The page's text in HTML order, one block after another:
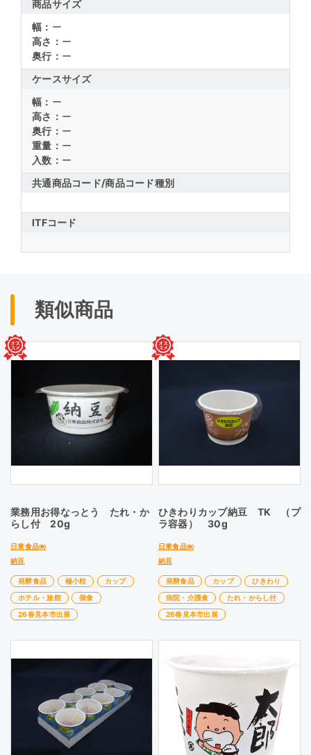
商品サイズ
幅： ー
高さ： ー
奥行： ー
ケースサイズ
幅： ー
高さ： ー
奥行： ー
重量： ー
入数： ー
共通商品コード/商品コード種別
ITFコード
類似商品
業務用お得なっとう たれ・か
らし付 20g
日東食品㈱
納豆
発酵食品 極小粒
カップ
ホテル・旅館
個食
26春見本市出展
ひきわりカップ納豆 TK （プ
ラ容器） 30g
日東食品㈱
納豆
発酵食品 カップ
ひきわり
病院・介護食
たれ・からし付
26春見本市出展